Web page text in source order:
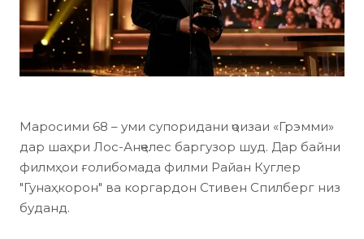
Маросими 68 – уми супоридани ҷоизаи «Грэмми»
дар шаҳри Лос-Анҷелес баргузор шуд. Дар байни
филмҳои ғолибомада филми Райан Куглер
"Гунаҳкорон" ва коргардон Стивен Спилберг низ
буданд.